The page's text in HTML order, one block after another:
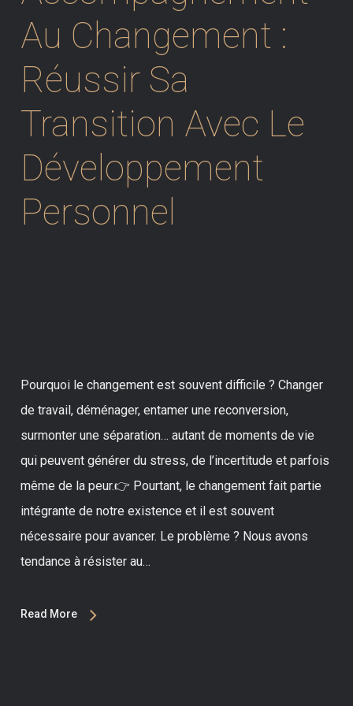
Au Changement :
Réussir Sa
Transition Avec Le
Développement
Personnel
Pourquoi le changement est souvent difficile ? Changer
de travail, déménager, entamer une reconversion,
surmonter une séparation… autant de moments de vie
qui peuvent générer du stress, de l’incertitude et parfois
même de la peur.👉 Pourtant, le changement fait partie
intégrante de notre existence et il est souvent
nécessaire pour avancer. Le problème ? Nous avons
tendance à résister au…
Read More